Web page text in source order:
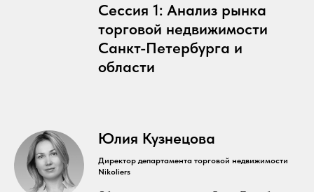
Сессия 1: Анализ рынка
торговой недвижимости
Санкт-Петербурга и
области
Юлия Кузнецова
Директор департамента торговой недвижимости
Nikoliers